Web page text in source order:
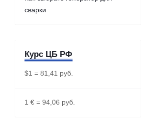
сварки
Курс ЦБ РФ
$1 = 81,41 руб.
1 € = 94,06 руб.